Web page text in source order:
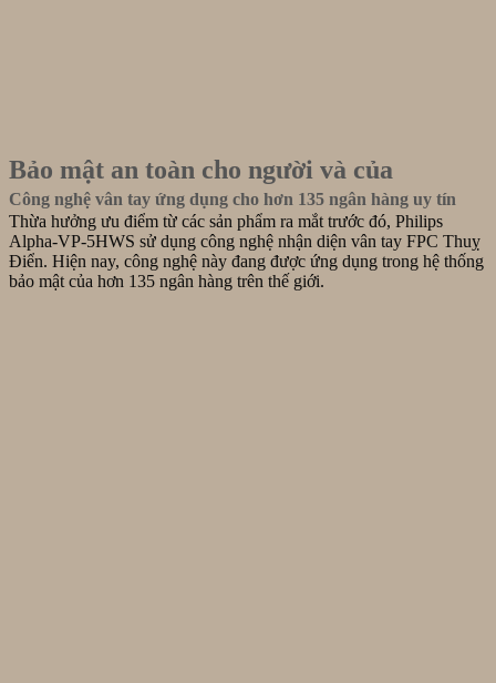
Bảo mật an toàn cho người và của
Công nghệ vân tay ứng dụng cho hơn 135 ngân hàng uy tín
Thừa hưởng ưu điểm từ các sản phẩm ra mắt trước đó, Philips
Alpha-VP-5HWS sử dụng công nghệ nhận diện vân tay FPC Thuỵ
Điển. Hiện nay, công nghệ này đang được ứng dụng trong hệ thống
bảo mật của hơn 135 ngân hàng trên thế giới.